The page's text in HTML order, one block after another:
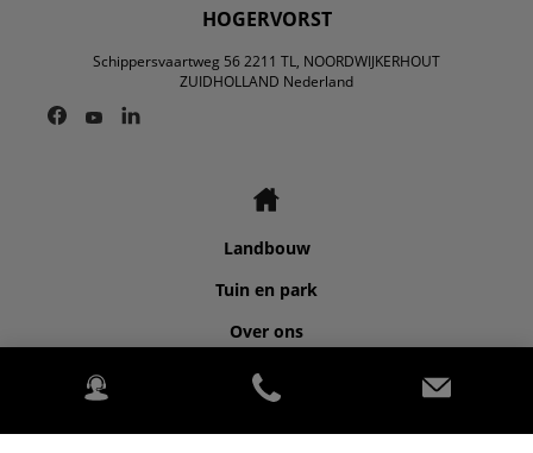
HOGERVORST
Schippersvaartweg 56 2211 TL, NOORDWIJKERHOUT
ZUIDHOLLAND Nederland
Landbouw
Tuin en park
Over ons
Contact